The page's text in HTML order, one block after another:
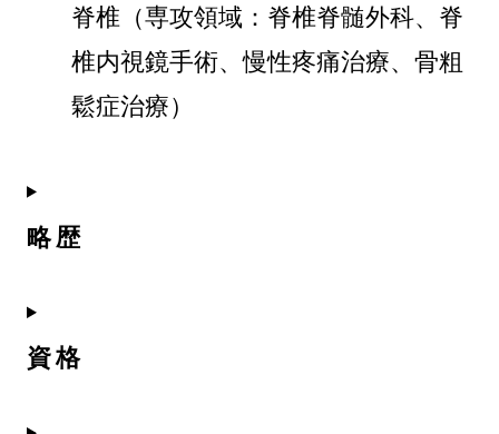
脊椎（専攻領域：脊椎脊髄外科、脊
椎内視鏡手術、慢性疼痛治療、骨粗
鬆症治療）
略歴
資格